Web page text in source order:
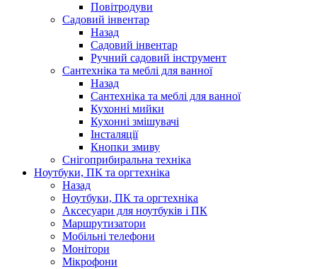
Повітродуви
Садовий інвентар
Назад
Садовий інвентар
Ручний садовий інструмент
Сантехніка та меблі для ванної
Назад
Сантехніка та меблі для ванної
Кухонні мийки
Кухонні змішувачі
Інсталяції
Кнопки змиву
Снігоприбиральна техніка
Ноутбуки, ПК та оргтехніка
Назад
Ноутбуки, ПК та оргтехніка
Аксесуари для ноутбуків і ПК
Маршрутизатори
Мобільні телефони
Монітори
Мікрофони